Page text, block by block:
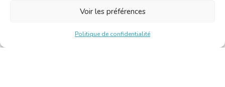
Voir les préférences
Politique de confidentialité